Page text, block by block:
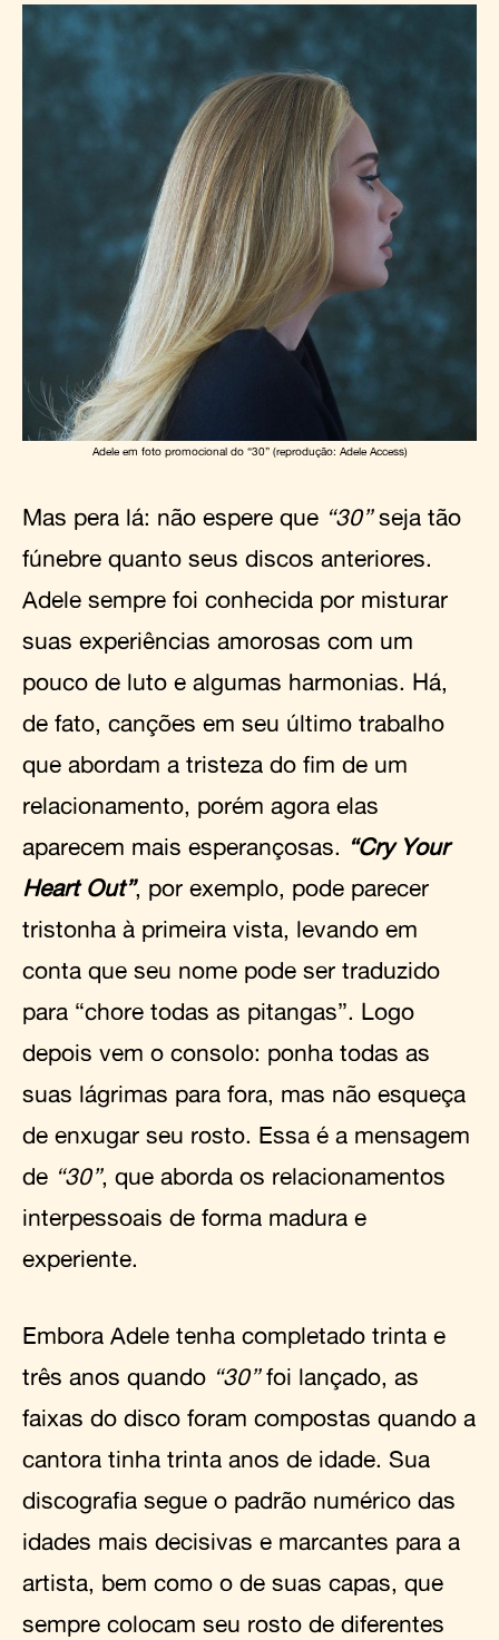
Adele em foto promocional do “30” (reprodução: Adele Access)
Mas pera lá: não espere que “30”seja tão
fúnebre quanto seus discos anteriores.
Adele sempre foi conhecida por misturar
suas experiências amorosas com um
pouco de luto e algumas harmonias. Há,
de fato, canções em seu último trabalho
que abordam a tristeza do fim de um
relacionamento, porém agora elas
aparecem mais esperançosas. “Cry Your
Heart Out”, por exemplo, pode parecer
tristonha à primeira vista, levando em
conta que seu nome pode ser traduzido
para “chore todas as pitangas”. Logo
depois vem o consolo: ponha todas as
suas lágrimas para fora, mas não esqueça
de enxugar seu rosto. Essa é a mensagem
de “30”, que aborda os relacionamentos
interpessoais de forma madura e
experiente.
Embora Adele tenha completado trinta e
três anos quando “30”foi lançado, as
faixas do disco foram compostas quando a
cantora tinha trinta anos de idade. Sua
discografia segue o padrão numérico das
idades mais decisivas e marcantes para a
artista, bem como o de suas capas, que
sempre colocam seu rosto de diferentes